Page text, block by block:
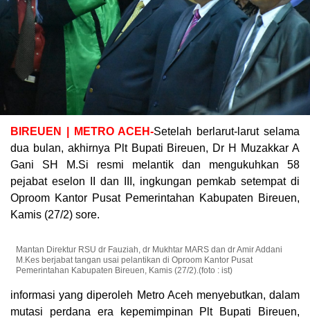
BIREUEN | METRO ACEH-Setelah berlarut-larut selama
dua bulan, akhirnya Plt Bupati Bireuen, Dr H Muzakkar A
Gani SH M.Si resmi melantik dan mengukuhkan 58
pejabat eselon II dan III, ingkungan pemkab setempat di
Oproom Kantor Pusat Pemerintahan Kabupaten Bireuen,
Kamis (27/2) sore.
Mantan Direktur RSU dr Fauziah, dr Mukhtar MARS dan dr Amir Addani
M.Kes berjabat tangan usai pelantikan di Oproom Kantor Pusat
Pemerintahan Kabupaten Bireuen, Kamis (27/2).(foto : ist)
informasi yang diperoleh Metro Aceh menyebutkan, dalam
mutasi perdana era kepemimpinan Plt Bupati Bireuen,